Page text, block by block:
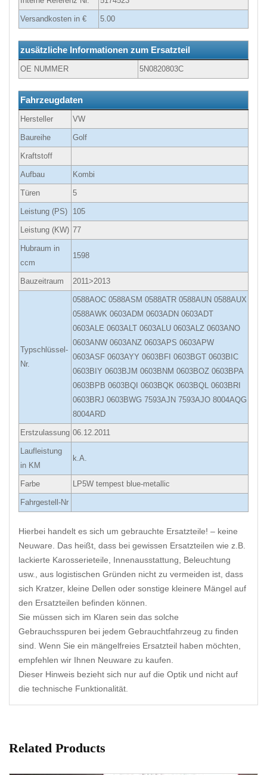
Versandkosten in € 5.00
zusätzliche Informationen zum Ersatzteil
OE NUMMER 5N0820803C
Fahrzeugdaten
Hersteller VW
Baureihe Golf
Kraftstoff
Aufbau Kombi
Türen 5
Leistung (PS) 105
Leistung (KW) 77
Hubraum in
ccm
1598
Bauzeitraum 2011>2013
Typschlüssel-
Nr.
0588AOC 0588ASM 0588ATR 0588AUN 0588AUX
0588AWK 0603ADM 0603ADN 0603ADT
0603ALE 0603ALT 0603ALU 0603ALZ 0603ANO
0603ANW 0603ANZ 0603APS 0603APW
0603ASF 0603AYY 0603BFI 0603BGT 0603BIC
0603BIY 0603BJM 0603BNM 0603BOZ 0603BPA
0603BPB 0603BQI 0603BQK 0603BQL 0603BRI
0603BRJ 0603BWG 7593AJN 7593AJO 8004AQG
8004ARD
Erstzulassung 06.12.2011
Laufleistung
in KM
k.A.
Farbe LP5W tempest blue-metallic
Fahrgestell-Nr
Hierbei handelt es sich um gebrauchte Ersatzteile! – keine
Neuware. Das heißt, dass bei gewissen Ersatzteilen wie z.B.
lackierte Karosserieteile, Innenausstattung, Beleuchtung
usw., aus logistischen Gründen nicht zu vermeiden ist, dass
sich Kratzer, kleine Dellen oder sonstige kleinere Mängel auf
den Ersatzteilen befinden können.
Sie müssen sich im Klaren sein das solche
Gebrauchsspuren bei jedem Gebrauchtfahrzeug zu finden
sind. Wenn Sie ein mängelfreies Ersatzteil haben möchten,
empfehlen wir Ihnen Neuware zu kaufen.
Dieser Hinweis bezieht sich nur auf die Optik und nicht auf
die technische Funktionalität.
Related Products